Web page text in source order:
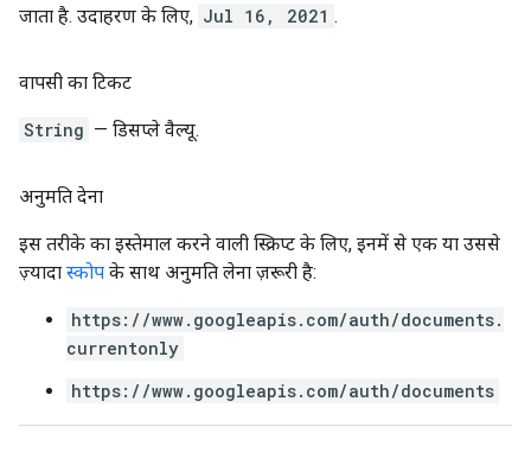
जाता है. उदाहरण के लिए, Jul 16, 2021 .
वापसी का टिकट
String — डिसप्ले वैल्यू.
अनुमति देना
इस तरीके का इस्तेमाल करने वाली स्क्रिप्ट के लिए, इनमें से एक या उससे
ज़्यादा स्कोप के साथ अनुमति लेना ज़रूरी है:
https://www.googleapis.com/auth/documents.
currentonly
https://www.googleapis.com/auth/documents